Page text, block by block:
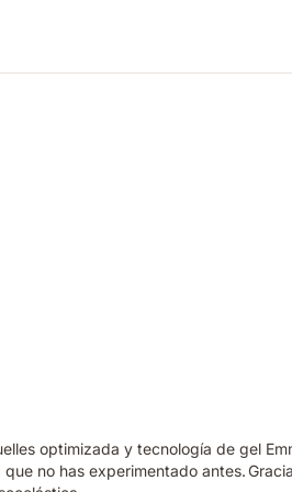
optimizada y tecnología de gel
no has experimentado antes.